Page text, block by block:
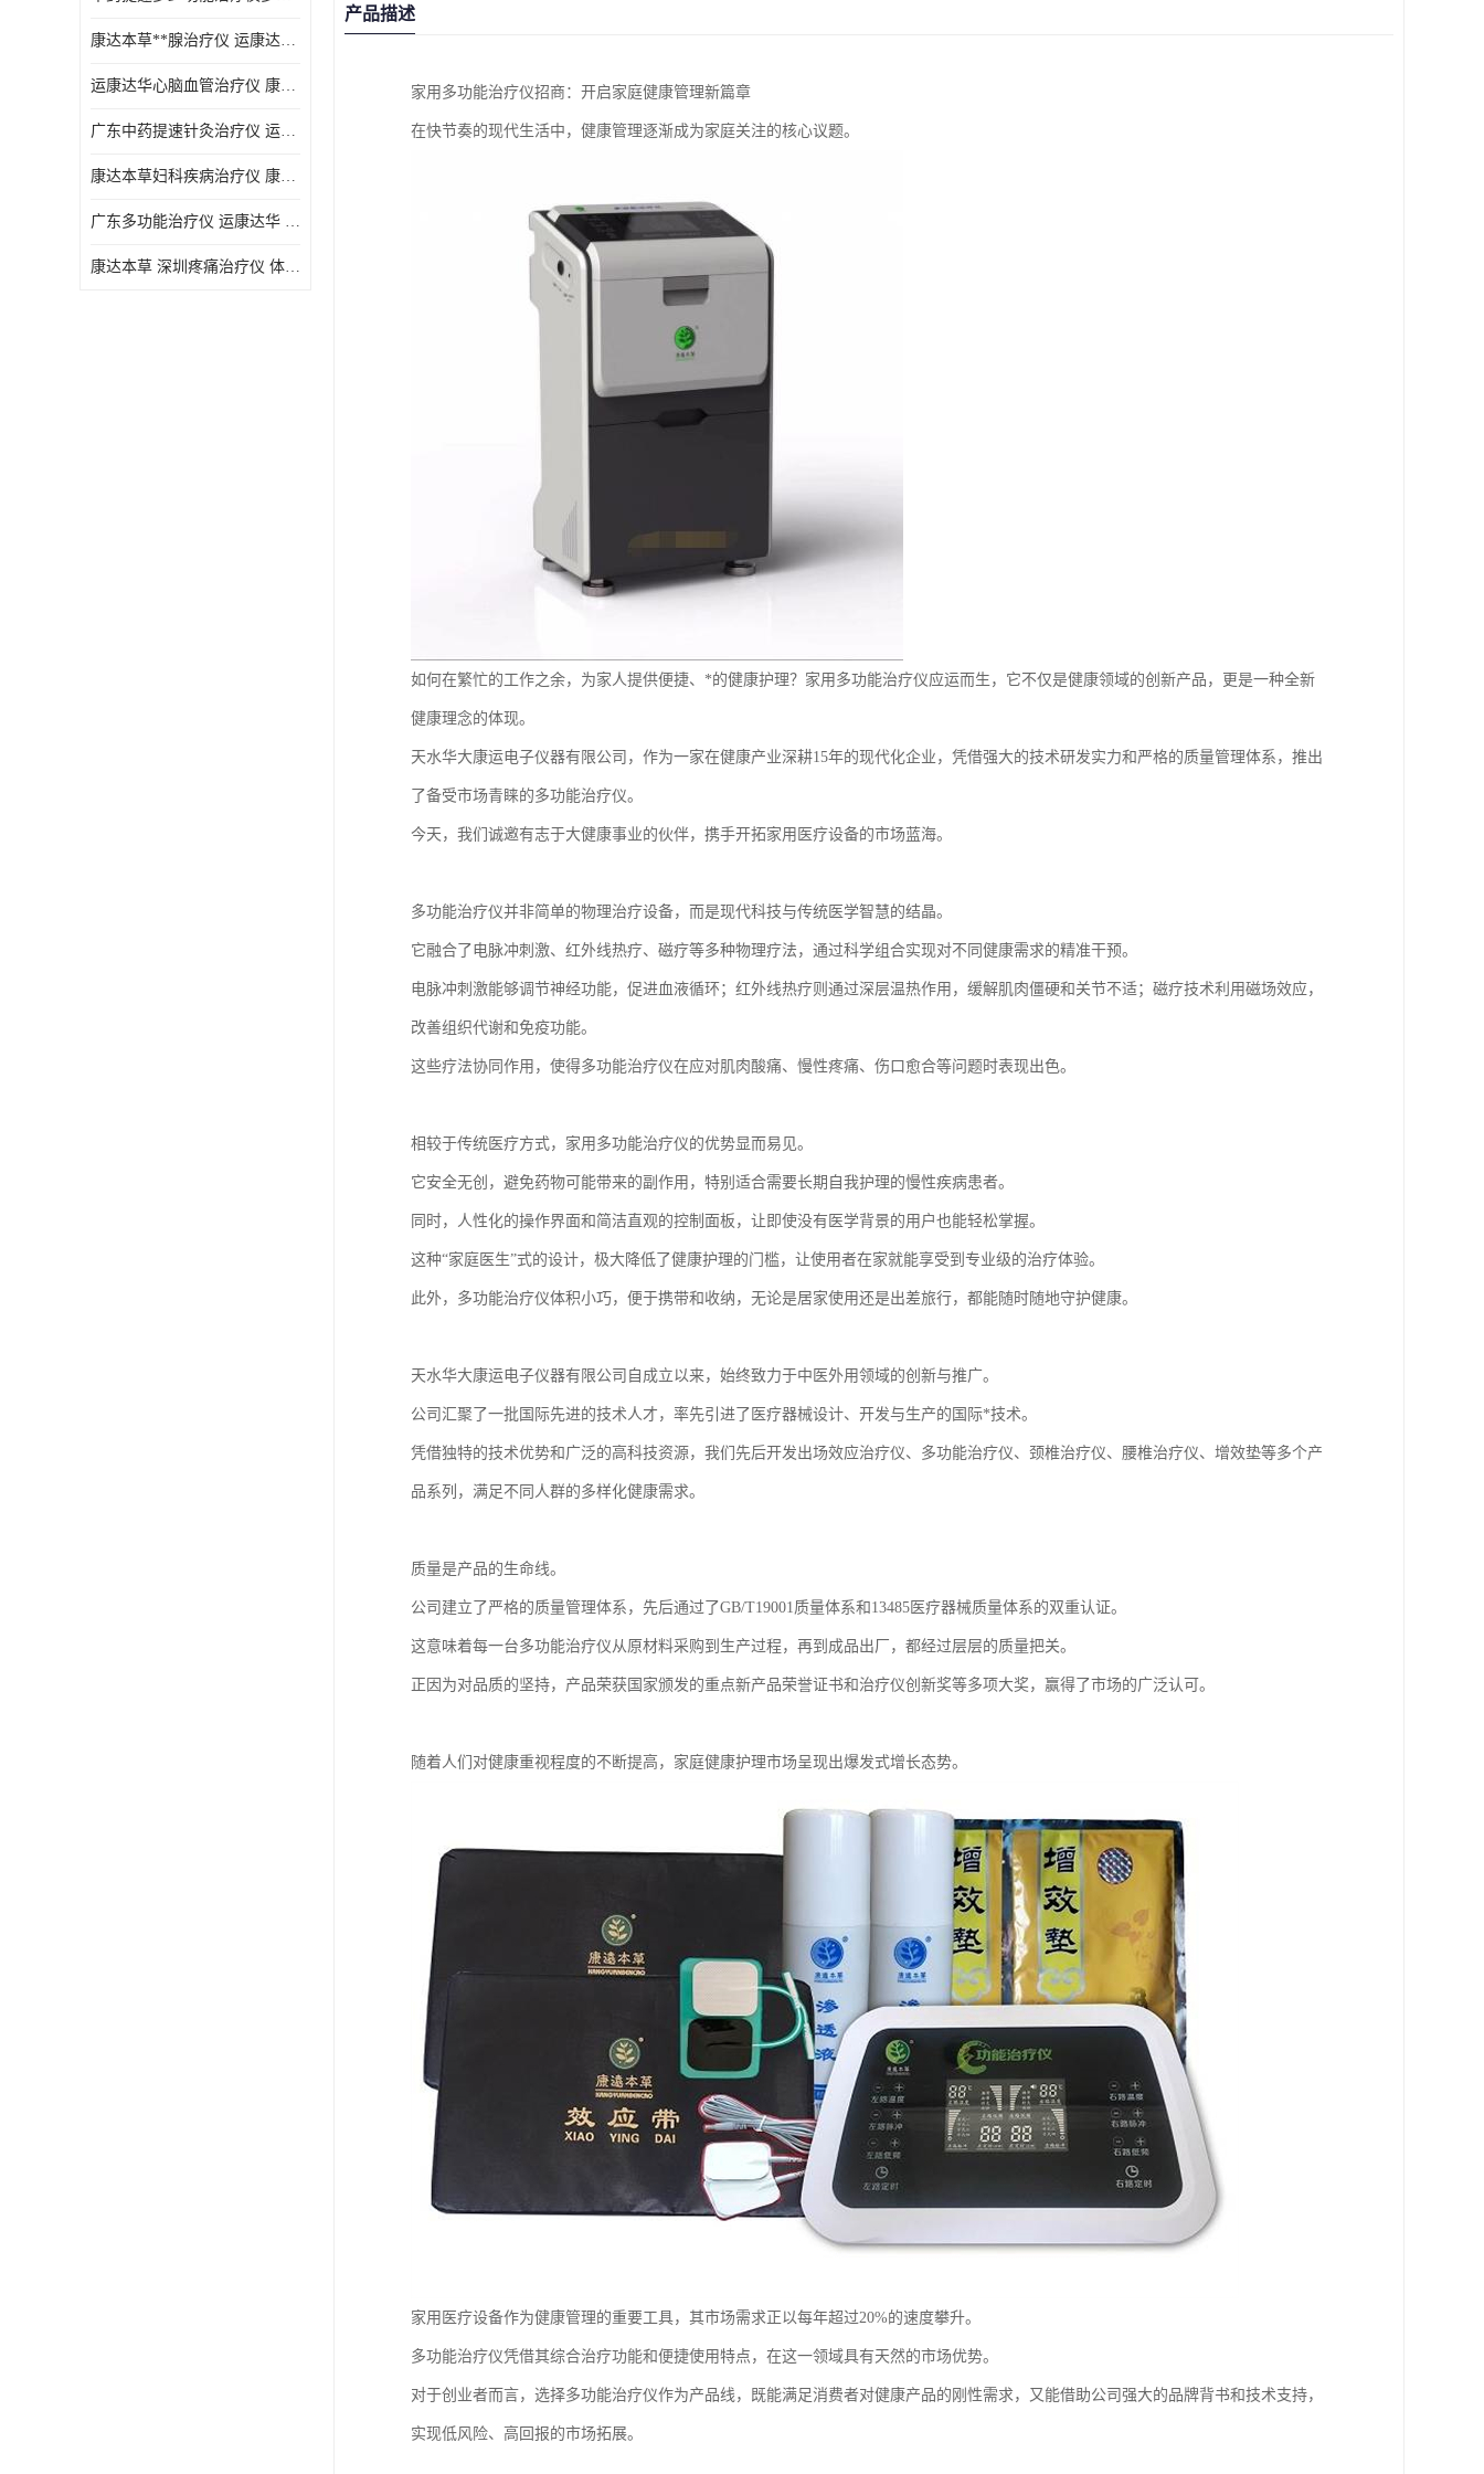
康达本草**腺治疗仪 运康达华 开发新顾客用仪器
运康达华心脑血管治疗仪 康达本草 体验店仪器
广东中药提速针灸治疗仪 运康达华 会销店锁定顾客用仪器
康达本草妇科疾病治疗仪 康达本草 体验店仪器
广东多功能治疗仪 运康达华 深圳运康达华科技有限公司
康达本草 深圳疼痛治疗仪 体验店仪器
产品描述
家用多功能治疗仪招商：开启家庭健康管理新篇章
在快节奏的现代生活中，健康管理逐渐成为家庭关注的核心议题。
如何在繁忙的工作之余，为家人提供便捷、*的健康护理？家用多功能治疗仪应运而生，它不仅是健康领域的创新产品，更是一种全新
健康理念的体现。
天水华大康运电子仪器有限公司，作为一家在健康产业深耕15年的现代化企业，凭借强大的技术研发实力和严格的质量管理体系，推出
了备受市场青睐的多功能治疗仪。
今天，我们诚邀有志于大健康事业的伙伴，携手开拓家用医疗设备的市场蓝海。
多功能治疗仪并非简单的物理治疗设备，而是现代科技与传统医学智慧的结晶。
它融合了电脉冲刺激、红外线热疗、磁疗等多种物理疗法，通过科学组合实现对不同健康需求的精准干预。
电脉冲刺激能够调节神经功能，促进血液循环；红外线热疗则通过深层温热作用，缓解肌肉僵硬和关节不适；磁疗技术利用磁场效应，
改善组织代谢和免疫功能。
这些疗法协同作用，使得多功能治疗仪在应对肌肉酸痛、慢性疼痛、伤口愈合等问题时表现出色。
相较于传统医疗方式，家用多功能治疗仪的优势显而易见。
它安全无创，避免药物可能带来的副作用，特别适合需要长期自我护理的慢性疾病患者。
同时，人性化的操作界面和简洁直观的控制面板，让即使没有医学背景的用户也能轻松掌握。
这种“家庭医生”式的设计，极大降低了健康护理的门槛，让使用者在家就能享受到专业级的治疗体验。
此外，多功能治疗仪体积小巧，便于携带和收纳，无论是居家使用还是出差旅行，都能随时随地守护健康。
天水华大康运电子仪器有限公司自成立以来，始终致力于中医外用领域的创新与推广。
公司汇聚了一批国际先进的技术人才，率先引进了医疗器械设计、开发与生产的国际*技术。
凭借独特的技术优势和广泛的高科技资源，我们先后开发出场效应治疗仪、多功能治疗仪、颈椎治疗仪、腰椎治疗仪、增效垫等多个产
品系列，满足不同人群的多样化健康需求。
质量是产品的生命线。
公司建立了严格的质量管理体系，先后通过了GB/T19001质量体系和13485医疗器械质量体系的双重认证。
这意味着每一台多功能治疗仪从原材料采购到生产过程，再到成品出厂，都经过层层的质量把关。
正因为对品质的坚持，产品荣获国家颁发的重点新产品荣誉证书和治疗仪创新奖等多项大奖，赢得了市场的广泛认可。
随着人们对健康重视程度的不断提高，家庭健康护理市场呈现出爆发式增长态势。
家用医疗设备作为健康管理的重要工具，其市场需求正以每年超过20%的速度攀升。
多功能治疗仪凭借其综合治疗功能和便捷使用特点，在这一领域具有天然的市场优势。
对于创业者而言，选择多功能治疗仪作为产品线，既能满足消费者对健康产品的刚性需求，又能借助公司强大的品牌背书和技术支持，
实现低风险、高回报的市场拓展。